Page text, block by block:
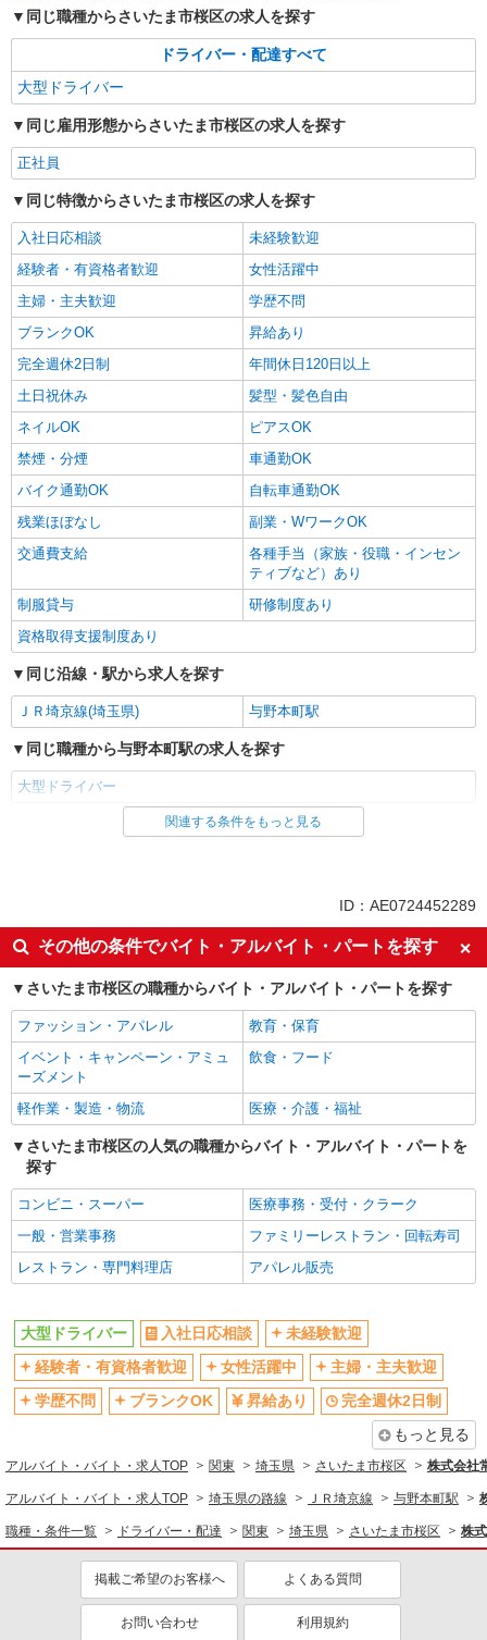
同じ職種からさいたま市桜区の求人を探す
ドライバー・配達すべて
大型ドライバー
同じ雇用形態からさいたま市桜区の求人を探す
正社員
同じ特徴からさいたま市桜区の求人を探す
入社日応相談
未経験歓迎
経験者・有資格者歓迎
女性活躍中
主婦・主夫歓迎
学歴不問
ブランクOK
昇給あり
完全週休2日制
年間休日120日以上
土日祝休み
髪型・髪色自由
ネイルOK
ピアスOK
禁煙・分煙
車通勤OK
バイク通勤OK
自転車通勤OK
残業ほぼなし
副業・WワークOK
交通費支給
各種手当（家族・役職・インセン
ティブなど）あり
制服貸与
研修制度あり
資格取得支援制度あり
同じ沿線・駅から求人を探す
ＪＲ埼京線(埼玉県) 与野本町駅
同じ職種から与野本町駅の求人を探す
大型ドライバー
同じ雇用形態から与野本町駅の求人を探す
入社日応相談
未経験歓迎
経験者・有資格者歓迎
女性活躍中
主婦・主夫歓迎
学歴不問
ブランクOK
昇給あり
完全週休2日制
年間休日120日以上
土日祝休み
髪型・髪色自由
ネイルOK
ピアスOK
禁煙・分煙
車通勤OK
バイク通勤OK
自転車通勤OK
残業ほぼなし
副業・WワークOK
交通費支給
各種手当（家族・役職・インセン
ティブなど）あり
資格取得支援制度あり
同じ職種から求人を探す
ドライバー・配達
交通費支給
関連する条件をもっと見る
ID：AE0724452289
その他の条件でバイト・アルバイト・パートを探す
さいたま市桜区の職種からバイト・アルバイト・パートを探す
ファッション・アパレル
教育・保育
イベント・キャンペーン・アミュ
ーズメント
飲食・フード
軽作業・製造・物流 医療・介護・福祉
さいたま市桜区の人気の職種からバイト・アルバイト・パートを
探す
コンビニ・スーパー
医療事務・受付・クラーク
一般・営業事務
ファミリーレストラン・回転寿司
レストラン・専門料理店
アパレル販売
大型ドライバー 入社日応相談
未経験歓迎
経験者・有資格者歓迎
女性活躍中
主婦・主夫歓迎
学歴不問
ブランクOK 昇給あり
完全週休2日制
もっと見る
アルバイト・バイト・求人TOP 関東 埼玉県 さいたま市桜区 株式会社
アルバイト・バイト・求人TOP 埼玉県の路線 ＪＲ埼京線 与野本町駅
職種・条件一覧 ドライバー・配達 関東 埼玉県 さいたま市桜区 株
掲載ご希望のお客様へ よくある質問
お問い合わせ 利用規約